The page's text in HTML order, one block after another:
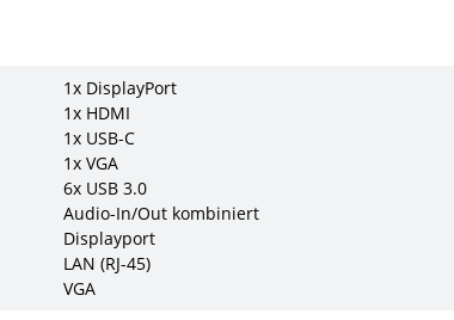
1x DisplayPort
1x HDMI
1x USB-C
1x VGA
6x USB 3.0
Audio-In/Out kombiniert
Displayport
LAN (RJ-45)
VGA